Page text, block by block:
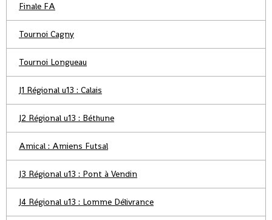
Finale FA
Tournoi Cagny
Tournoi Longueau
J1 Régional u13 : Calais
J2 Régional u13 : Béthune
Amical : Amiens Futsal
J3 Régional u13 : Pont à Vendin
J4 Régional u13 : Lomme Délivrance